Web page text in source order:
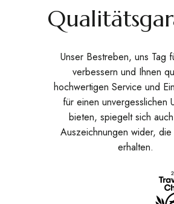
Unser Bestreben, uns Tag
verbessern und Ihnen
hochwertigen Service und
für einen unvergesslichen
bieten, spiegelt sich
Auszeichnungen wider,
erhalten.